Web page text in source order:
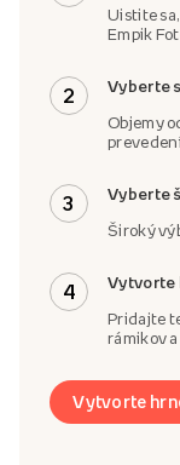
Uistite
Empik
2 Vyberte
Objemy
3 Vyberte
Široký
4 Vytvorte
Pridajte
rámikov a
Vytvorte